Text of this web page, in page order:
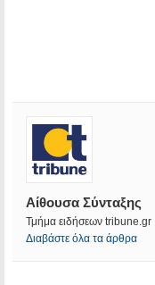
Αίθουσα Σύνταξης
Τμήμα ειδήσεων tribune.gr
Διαβάστε όλα τα άρθρα